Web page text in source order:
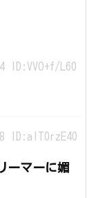
ID:VVO+f/L60
ID:alT0rzE40
ーマーに媚